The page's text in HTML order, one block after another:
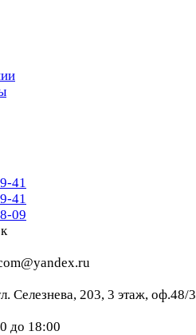
41
41
09
Селезнева, 203, 3 этаж, оф.48/3
до 18:00